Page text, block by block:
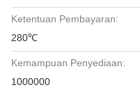
Ketentuan Pembayaran:
280℃
Kemampuan Penyediaan:
1000000